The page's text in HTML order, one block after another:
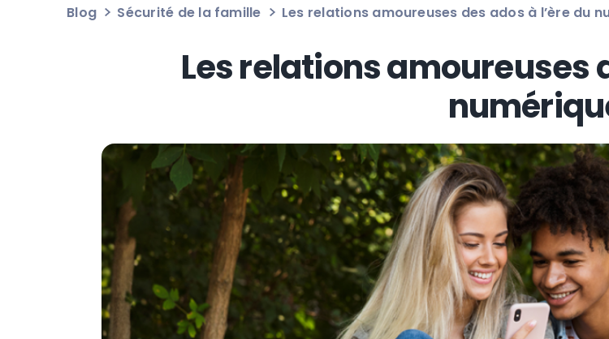
Blog Sécurité de la famille Les relations amoureuses des ados à l’ère du
Les relations amoureuses